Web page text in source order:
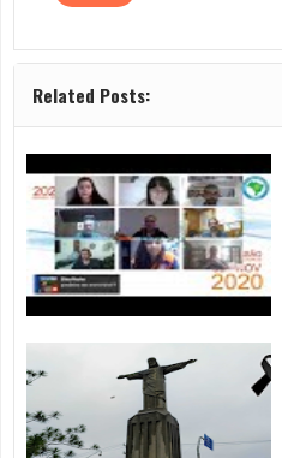
Related Posts: